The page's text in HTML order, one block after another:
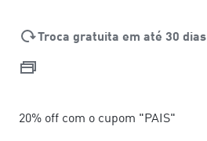
Troca gratuita em até 30 dias
20% off com o cupom "PAIS"